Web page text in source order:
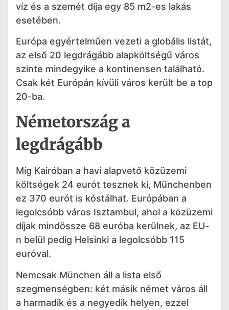
víz és a szemét díja egy 85 m2-es lakás
esetében.
Európa egyértelműen vezeti a globális listát,
az első 20 legdrágább alapköltségű város
szinte mindegyike a kontinensen található.
Csak két Európán kívüli város került be a top
20-ba.
Németország a
legdrágább
Míg Kairóban a havi alapvető közüzemi
költségek 24 eurót tesznek ki, Münchenben
ez 370 eurót is kóstálhat. Európában a
legolcsóbb város Isztambul, ahol a közüzemi
díjak mindössze 68 euróba kerülnek, az EU-
n belül pedig Helsinki a legolcsóbb 115
euróval.
Nemcsak München áll a lista első
szegmenségben: két másik német város áll
a harmadik és a negyedik helyen, ezzel